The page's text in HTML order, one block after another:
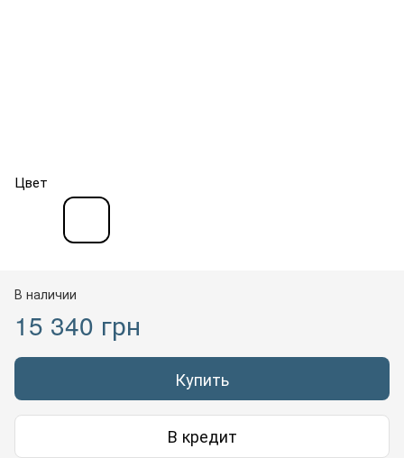
Цвет
В наличии
15 340 грн
Купить
В кредит